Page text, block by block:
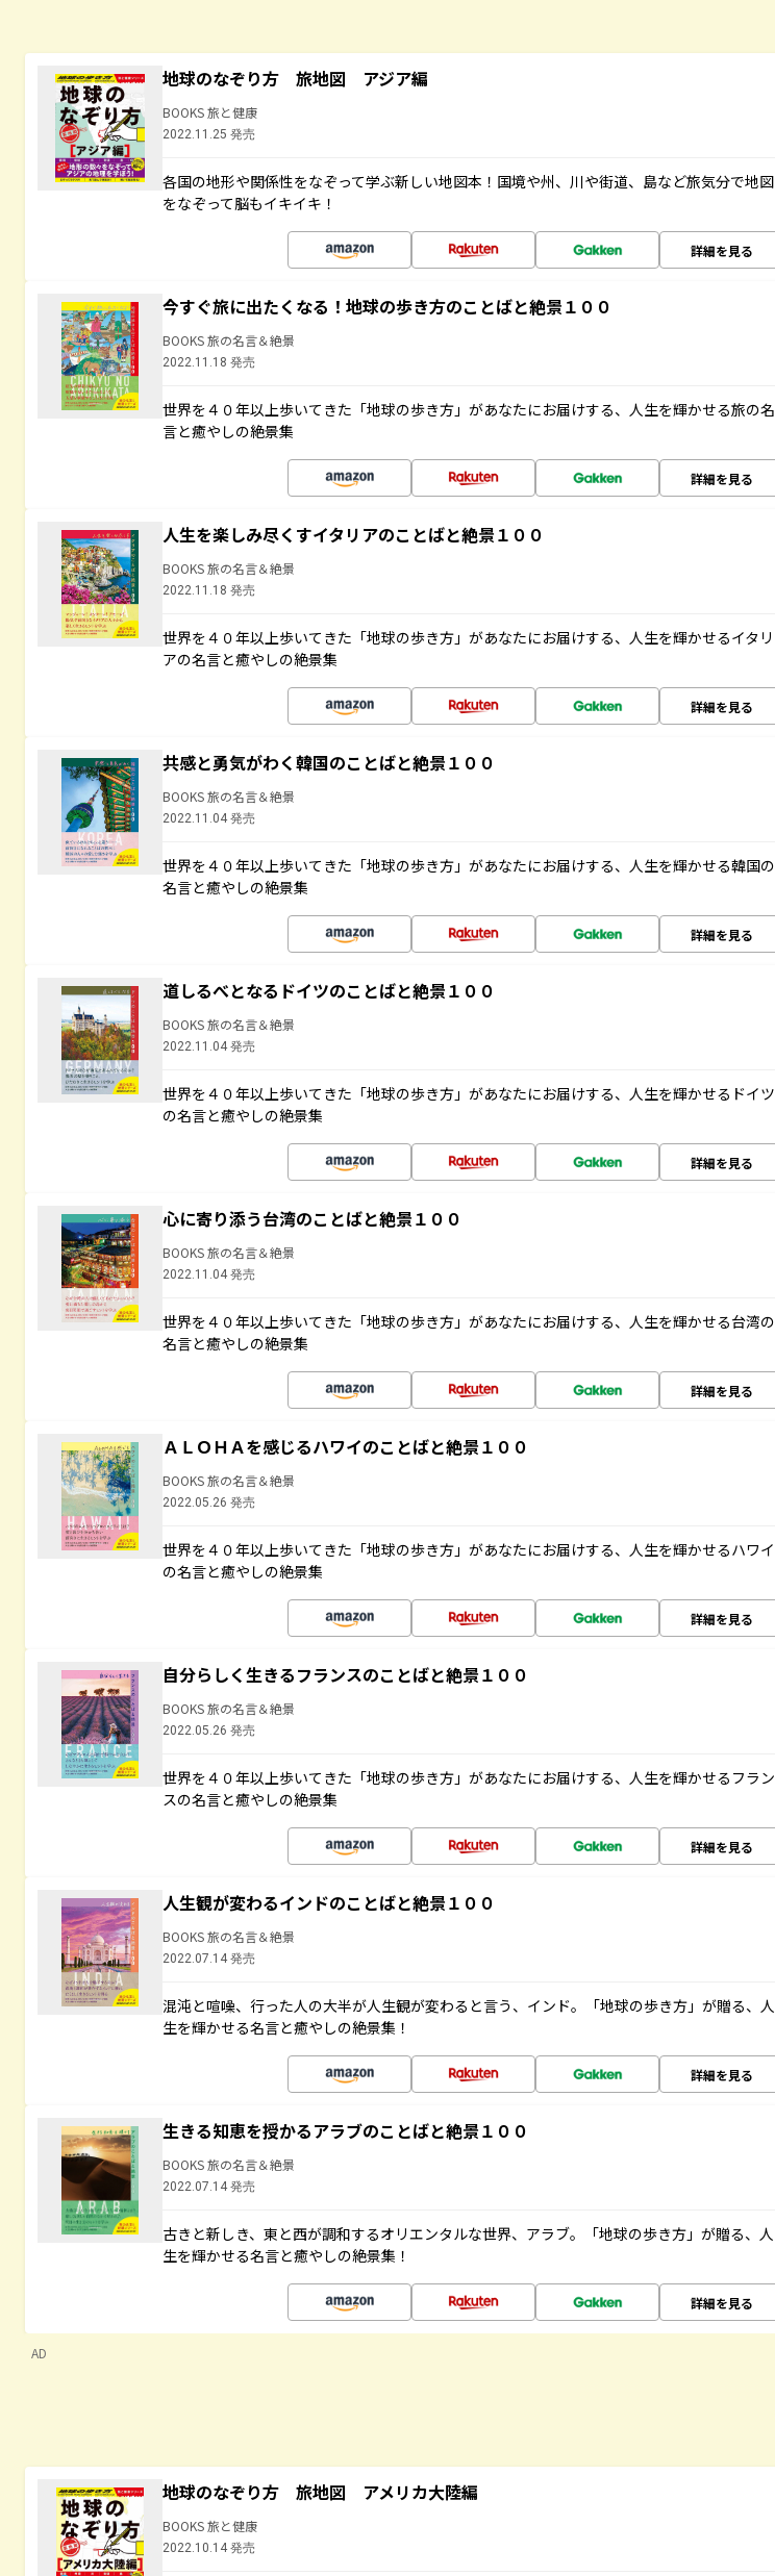
地球のなぞり方 旅地図 アジア編
BOOKS 旅と健康
2022.11.25 発売
各国の地形や関係性をなぞって学ぶ新しい地図本！国境や州、川や街道、島など旅気分で地図
をなぞって脳もイキイキ！
詳細を見る
今すぐ旅に出たくなる！地球の歩き方のことばと絶景１００
BOOKS 旅の名言＆絶景
2022.11.18 発売
世界を４０年以上歩いてきた「地球の歩き方」があなたにお届けする、人生を輝かせる旅の名
言と癒やしの絶景集
詳細を見る
人生を楽しみ尽くすイタリアのことばと絶景１００
BOOKS 旅の名言＆絶景
2022.11.18 発売
世界を４０年以上歩いてきた「地球の歩き方」があなたにお届けする、人生を輝かせるイタリ
アの名言と癒やしの絶景集
詳細を見る
共感と勇気がわく韓国のことばと絶景１００
BOOKS 旅の名言＆絶景
2022.11.04 発売
世界を４０年以上歩いてきた「地球の歩き方」があなたにお届けする、人生を輝かせる韓国の
名言と癒やしの絶景集
詳細を見る
道しるべとなるドイツのことばと絶景１００
BOOKS 旅の名言＆絶景
2022.11.04 発売
世界を４０年以上歩いてきた「地球の歩き方」があなたにお届けする、人生を輝かせるドイツ
の名言と癒やしの絶景集
詳細を見る
心に寄り添う台湾のことばと絶景１００
BOOKS 旅の名言＆絶景
2022.11.04 発売
世界を４０年以上歩いてきた「地球の歩き方」があなたにお届けする、人生を輝かせる台湾の
名言と癒やしの絶景集
詳細を見る
ＡＬＯＨＡを感じるハワイのことばと絶景１００
BOOKS 旅の名言＆絶景
2022.05.26 発売
世界を４０年以上歩いてきた「地球の歩き方」があなたにお届けする、人生を輝かせるハワイ
の名言と癒やしの絶景集
詳細を見る
自分らしく生きるフランスのことばと絶景１００
BOOKS 旅の名言＆絶景
2022.05.26 発売
世界を４０年以上歩いてきた「地球の歩き方」があなたにお届けする、人生を輝かせるフラン
スの名言と癒やしの絶景集
詳細を見る
人生観が変わるインドのことばと絶景１００
BOOKS 旅の名言＆絶景
2022.07.14 発売
混沌と喧噪、行った人の大半が人生観が変わると言う、インド。「地球の歩き方」が贈る、人
生を輝かせる名言と癒やしの絶景集！
詳細を見る
生きる知恵を授かるアラブのことばと絶景１００
BOOKS 旅の名言＆絶景
2022.07.14 発売
古きと新しき、東と西が調和するオリエンタルな世界、アラブ。「地球の歩き方」が贈る、人
生を輝かせる名言と癒やしの絶景集！
詳細を見る
AD
地球のなぞり方 旅地図 アメリカ大陸編
BOOKS 旅と健康
2022.10.14 発売